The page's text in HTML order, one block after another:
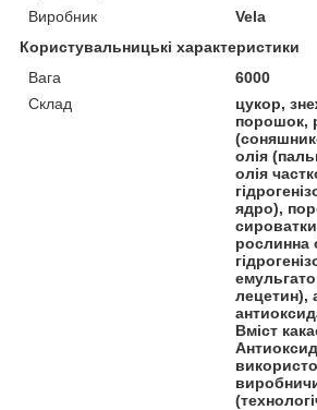
Виробник
Vela
Користувальницькі характеристики
Вага
6000
Склад
цукор,
порошок,
олія
олія
ядро),
рослинна
лецетин),
Вміст